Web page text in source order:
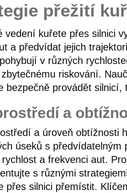
přežití
vedení kuřete přes silnici
a předvídat jejich
v různých
riskování.
bezpečně provádět
a
a úroveň obtížnosti
úseků s předvídatelným
a frekvenci aut.
s různými
přes silnici přemístit.